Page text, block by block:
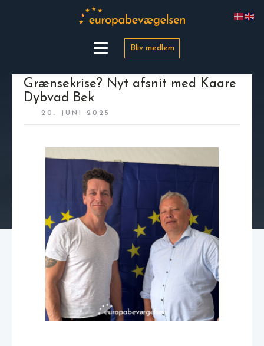
Bliv medlem
Grænsekrise? Nyt afsnit med Kaare
Dybvad Bek
20. JUNI 2025